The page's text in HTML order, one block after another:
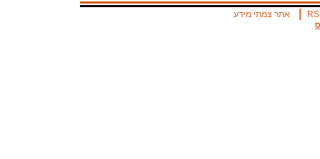
אתר צמתי מידע